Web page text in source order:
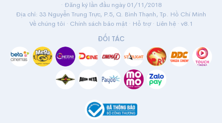
· Đăng ký lần đầu ngày 01/11/2018
Địa chỉ: 33 Nguyễn Trung Trực, P.5, Q. Bình Thạnh, Tp. Hồ Chí Minh
Về chúng tôi · Chính sách bảo mật · Hỗ trợ · Liên hệ · v8.1
ĐỐI TÁC